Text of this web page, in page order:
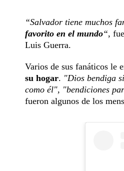
“Salvador tiene muchos
favorito en el mundo“,
Luis Guerra.
Varios de sus fanáticos le
su hogar. "Dios bendiga
como él", "bendiciones
fueron algunos de los